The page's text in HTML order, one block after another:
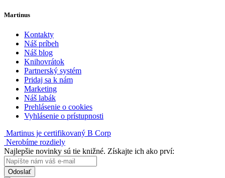
Martinus
Kontakty
Náš príbeh
Náš blog
Knihovrátok
Partnerský systém
Pridaj sa k nám
Marketing
Náš labák
Prehlásenie o cookies
Vyhlásenie o prístupnosti
Martinus je certifikovaný B Corp
Nerobíme rozdiely
Najlepšie novinky sú tie knižné. Získajte ich ako prví:
Odoslať